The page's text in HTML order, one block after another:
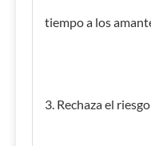
tiempo a los
3. Rechaza el